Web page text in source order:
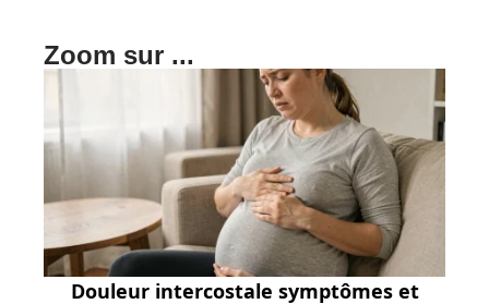
Zoom sur ...
Douleur intercostale symptômes et